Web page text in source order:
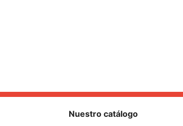
Nuestro catálogo